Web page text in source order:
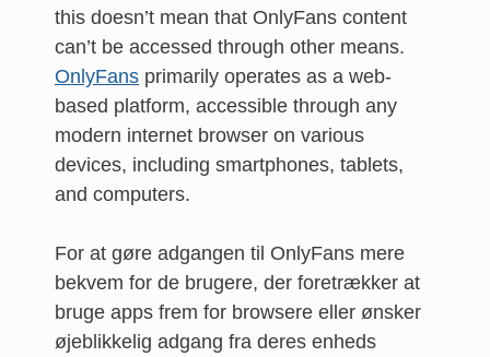
this doesn’t mean that OnlyFans content
can’t be accessed through other means.
OnlyFans primarily operates as a web-
based platform, accessible through any
modern internet browser on various
devices, including smartphones, tablets,
and computers.
For at gøre adgangen til OnlyFans mere
bekvem for de brugere, der foretrækker at
bruge apps frem for browsere eller ønsker
øjeblikkelig adgang fra deres enheds